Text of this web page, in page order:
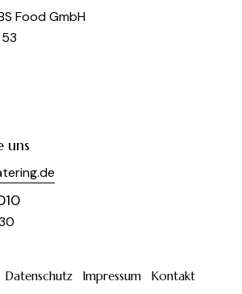
Food GmbH
uns
Datenschutz Impressum Kontakt